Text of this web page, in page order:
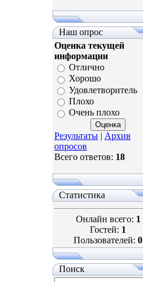
Наш опрос
Оценка текущей
информации
Отлично
Хорошо
Удовлетворитель
Плохо
Очень плохо
Результаты | Архив
опросов
Всего ответов: 18
Статистика
Онлайн всего: 1
Гостей: 1
Пользователей: 0
Поиск